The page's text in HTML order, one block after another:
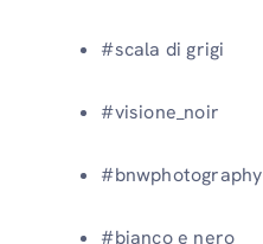
#scala di grigi
#visione_noir
#bnwphotography
#bianco e nero